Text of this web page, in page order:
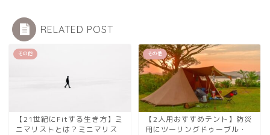
RELATED POST
その他
【21世紀にFitする生き方】ミ
ニマリストとは？ミニマリス
その他
【2人用おすすめテント】防災
用にツーリングドゥーブル・